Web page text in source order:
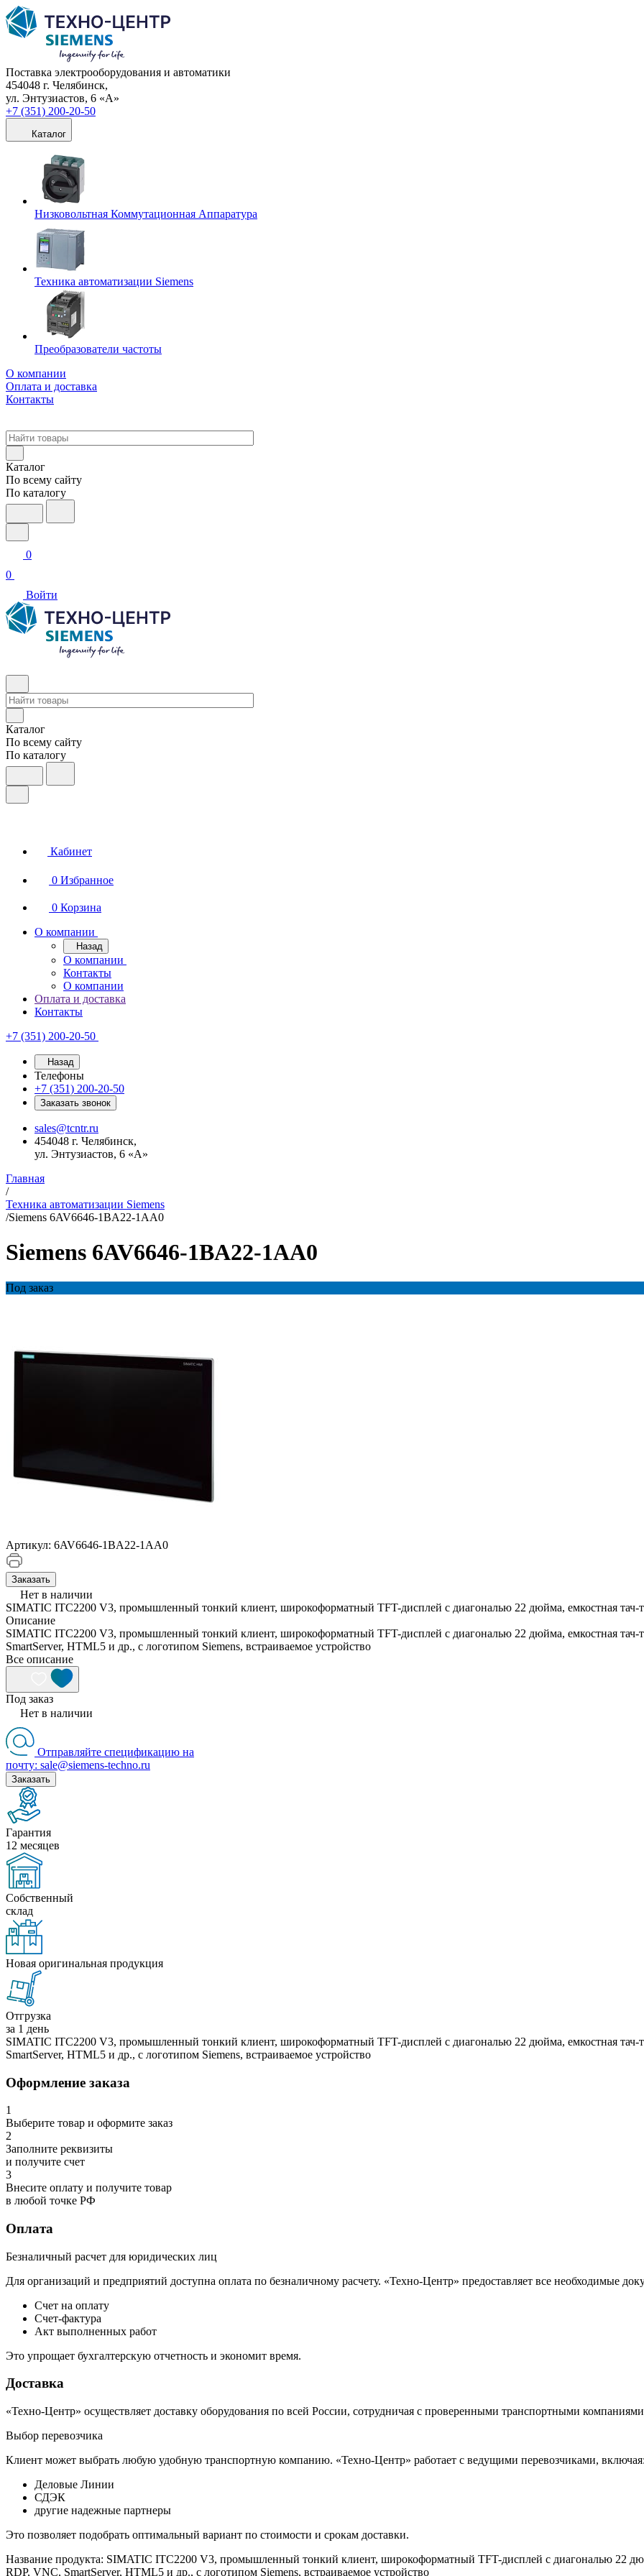
Поставка электрооборудования и автоматики
454048 г. Челябинск,
ул. Энтузиастов, 6 «А»
+7 (351) 200-20-50
Каталог
Низковольтная Коммутационная Аппаратура
Техника автоматизации Siemens
Преобразователи частоты
О компании
Оплата и доставка
Контакты
Каталог
По всему сайту
По каталогу
0
0
Войти
Каталог
По всему сайту
По каталогу
Кабинет
0 Избранное
0 Корзина
О компании
Назад
О компании
Контакты
О компании
Оплата и доставка
Контакты
+7 (351) 200-20-50
Назад
Телефоны
+7 (351) 200-20-50
Заказать звонок
sales@tcntr.ru
454048 г. Челябинск,
ул. Энтузиастов, 6 «А»
Главная
/
Техника автоматизации Siemens
/Siemens 6AV6646-1BA22-1AA0
Siemens 6AV6646-1BA22-1AA0
Под заказ
Артикул: 6AV6646-1BA22-1AA0
Заказать
Нет в наличии
SIMATIC ITC2200 V3, промышленный тонкий клиент, широкоформатный TFT-дисплей с диагональю 22 дюйма, емкостная тач-
Описание
SIMATIC ITC2200 V3, промышленный тонкий клиент, широкоформатный TFT-дисплей с диагональю 22 дюйма, емкостная тач-
SmartServer, HTML5 и др., с логотипом Siemens, встраиваемое устройство
Все описание
Под заказ
Нет в наличии
Отправляйте спецификацию на
почту: sale@siemens-techno.ru
Заказать
Гарантия
12 месяцев
Собственный
склад
Новая оригинальная продукция
Отгрузка
за 1 день
SIMATIC ITC2200 V3, промышленный тонкий клиент, широкоформатный TFT-дисплей с диагональю 22 дюйма, емкостная тач-
SmartServer, HTML5 и др., с логотипом Siemens, встраиваемое устройство
Оформление заказа
1
Выберите товар и оформите заказ
2
Заполните реквизиты
и получите счет
3
Внесите оплату и получите товар
в любой точке РФ
Оплата
Безналичный расчет для юридических лиц
Для организаций и предприятий доступна оплата по безналичному расчету. «Техно-Центр» предоставляет все необходимые
Счет на оплату
Счет-фактура
Акт выполненных работ
Это упрощает бухгалтерскую отчетность и экономит время.
Доставка
«Техно-Центр» осуществляет доставку оборудования по всей России, сотрудничая с проверенными транспортными
Выбор перевозчика
Клиент может выбрать любую удобную транспортную компанию. «Техно-Центр» работает с ведущими перевозчиками, включая:
Деловые Линии
СДЭК
другие надежные партнеры
Это позволяет подобрать оптимальный вариант по стоимости и срокам доставки.
Название продукта: SIMATIC ITC2200 V3, промышленный тонкий клиент, широкоформатный TFT-дисплей с диагональю 22
RDP, VNC, SmartServer, HTML5 и др., с логотипом Siemens, встраиваемое устройство